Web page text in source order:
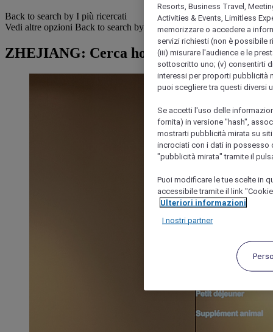
Back to search by I più ricercati
Vedi altre opzioni Back to search by categories
ZHEJIANG: Cerca hotel
Resorts, Business Travel,
Activities & Events, Limitless
memorizzare o accedere a
servizi richiesti (non è possibile
(iii) misurare l'audience e le
sottoscritto uno; (v) consentirti
interessi per proporti pubblicità
puoi scegliere tra questi diversi
Se accetti l'uso delle
fornita) in versione "hash",
mostrarti pubblicità mirata su
incrociati con i dati in possesso
"pubblicità mirata" tramite il
Puoi modificare le tue scelte in
accessibile tramite il link
Ulteriori informazioni
I nostri partner